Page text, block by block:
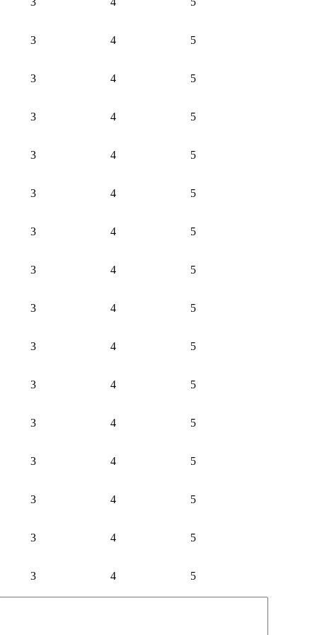
3 4 5
3 4 5
3 4 5
3 4 5
3 4 5
3 4 5
3 4 5
3 4 5
3 4 5
3 4 5
3 4 5
3 4 5
3 4 5
3 4 5
3 4 5